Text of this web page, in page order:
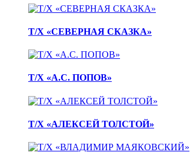
Т/Х «СЕВЕРНАЯ СКАЗКА»
Т/Х «А.С. ПОПОВ»
Т/Х «АЛЕКСЕЙ ТОЛСТОЙ»